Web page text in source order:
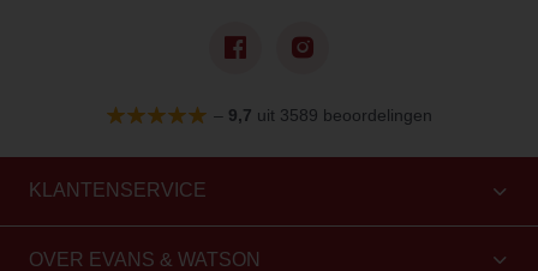
– 9,7 uit 3589 beoordelingen
KLANTENSERVICE
OVER EVANS & WATSON